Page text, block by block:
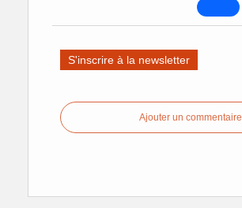
S'inscrire à la newsletter
Ajouter un commentaire